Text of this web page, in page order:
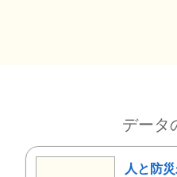
データ
人と防